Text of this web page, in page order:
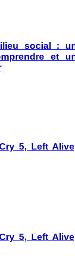
social :
et
5, Left
5, Left